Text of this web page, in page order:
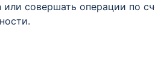
или совершать операции по